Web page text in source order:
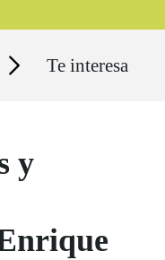
Te interesa
y